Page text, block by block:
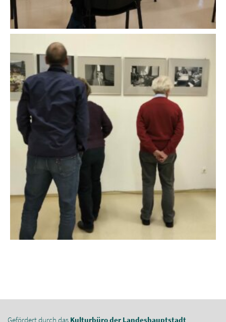
Gefördert durch das Kulturbüro der Landeshauptstadt